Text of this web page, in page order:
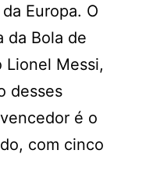
Europa. O
da Bola de
Lionel Messi,
desses
é o
com cinco